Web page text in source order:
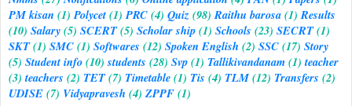
PM kisan (1) Polycet(1) PRC(4) Quiz(98) Raithu barosa(1) Results
(10) Salary(5) SCERT(5) Scholar ship(1) Schools (23) SECRT(1)
SKT(1) SMC(1) Softwares (12) Spoken English (2) SSC(17) Story
(5) Student info(10) students (28) Svp(1) Tallikivandanam(1) teacher
(3) teachers (2) TET(7) Timetable(1) Tis (4) TLM(12) Transfers (2)
UDISE(7) Vidyapravesh (4) ZPPF(1)